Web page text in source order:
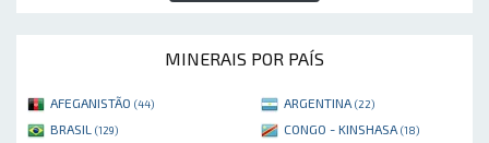
MINERAIS POR PAÍS
AFEGANISTÃO (44) ARGENTINA (22)
BRASIL (129) CONGO - KINSHASA (18)